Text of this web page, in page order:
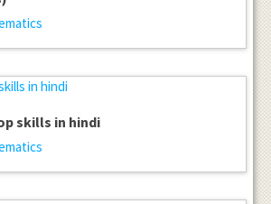
skills in hindi